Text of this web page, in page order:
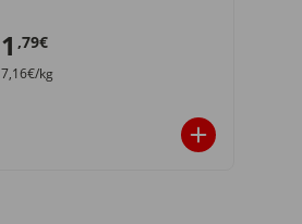
1 ,79€
7,16€/kg